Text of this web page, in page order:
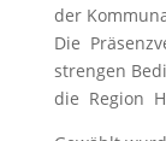
der
Die
strengen
die Region